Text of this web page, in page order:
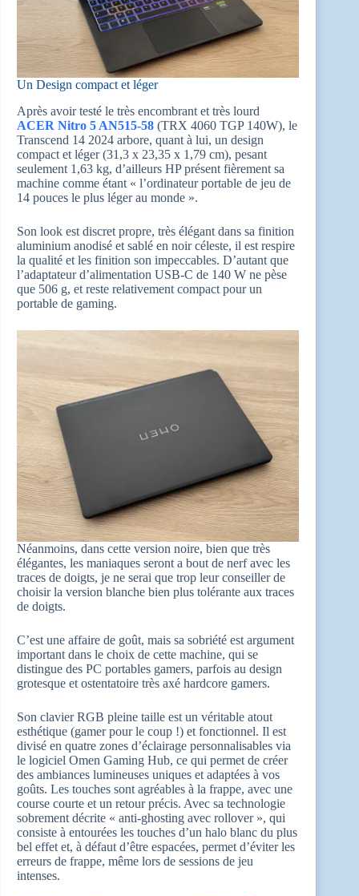
Un Design compact et léger
Après avoir testé le très encombrant et très lourd
ACER Nitro 5 AN515-58 (TRX 4060 TGP 140W), le
Transcend 14 2024 arbore, quant à lui, un design
compact et léger (31,3 x 23,35 x 1,79 cm), pesant
seulement 1,63 kg, d’ailleurs HP présent fièrement sa
machine comme étant « l’ordinateur portable de jeu de
14 pouces le plus léger au monde ».
Son look est discret propre, très élégant dans sa finition
aluminium anodisé et sablé en noir céleste, il est respire
la qualité et les finition son impeccables. D’autant que
l’adaptateur d’alimentation USB-C de 140 W ne pèse
que 506 g, et reste relativement compact pour un
portable de gaming.
Néanmoins, dans cette version noire, bien que très
élégantes, les maniaques seront a bout de nerf avec les
traces de doigts, je ne serai que trop leur conseiller de
choisir la version blanche bien plus tolérante aux traces
de doigts.
C’est une affaire de goût, mais sa sobriété est argument
important dans le choix de cette machine, qui se
distingue des PC portables gamers, parfois au design
grotesque et ostentatoire très axé hardcore gamers.
Son clavier RGB pleine taille est un véritable atout
esthétique (gamer pour le coup !) et fonctionnel. Il est
divisé en quatre zones d’éclairage personnalisables via
le logiciel Omen Gaming Hub, ce qui permet de créer
des ambiances lumineuses uniques et adaptées à vos
goûts. Les touches sont agréables à la frappe, avec une
course courte et un retour précis. Avec sa technologie
sobrement décrite « anti-ghosting avec rollover », qui
consiste à entourées les touches d’un halo blanc du plus
bel effet et, à défaut d’être espacées, permet d’éviter les
erreurs de frappe, même lors de sessions de jeu
intenses.